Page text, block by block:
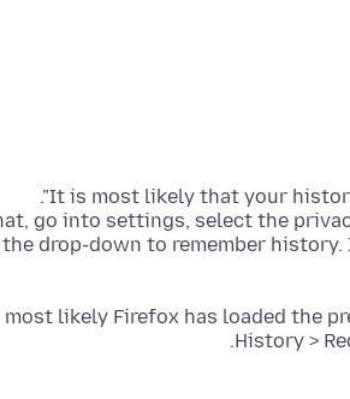
go into settings, select the
drop-down to remember
likely Firefox has loaded the
History >